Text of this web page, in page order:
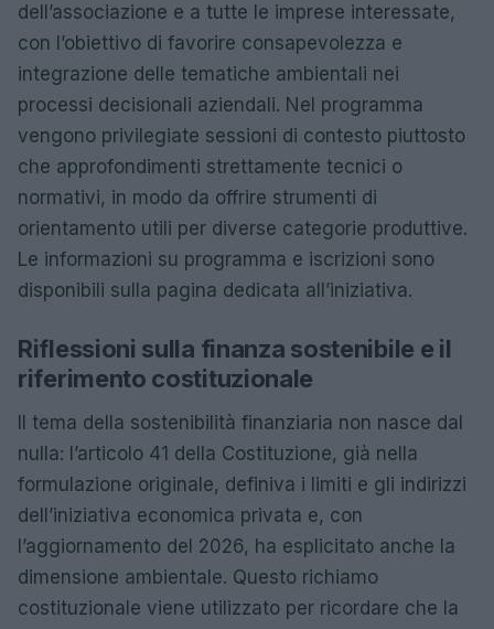
dell’associazione e a tutte le imprese interessate,
con l’obiettivo di favorire consapevolezza e
integrazione delle tematiche ambientali nei
processi decisionali aziendali. Nel programma
vengono privilegiate sessioni di contesto piuttosto
che approfondimenti strettamente tecnici o
normativi, in modo da offrire strumenti di
orientamento utili per diverse categorie produttive.
Le informazioni su programma e iscrizioni sono
disponibili sulla pagina dedicata all’iniziativa.
Riflessioni sulla finanza sostenibile e il
riferimento costituzionale
Il tema della sostenibilità finanziaria non nasce dal
nulla: l’articolo 41 della Costituzione, già nella
formulazione originale, definiva i limiti e gli indirizzi
dell’iniziativa economica privata e, con
l’aggiornamento del 2026, ha esplicitato anche la
dimensione ambientale. Questo richiamo
costituzionale viene utilizzato per ricordare che la